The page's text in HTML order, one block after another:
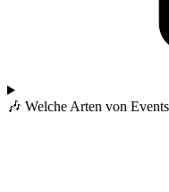
🎶 Welche Arten von